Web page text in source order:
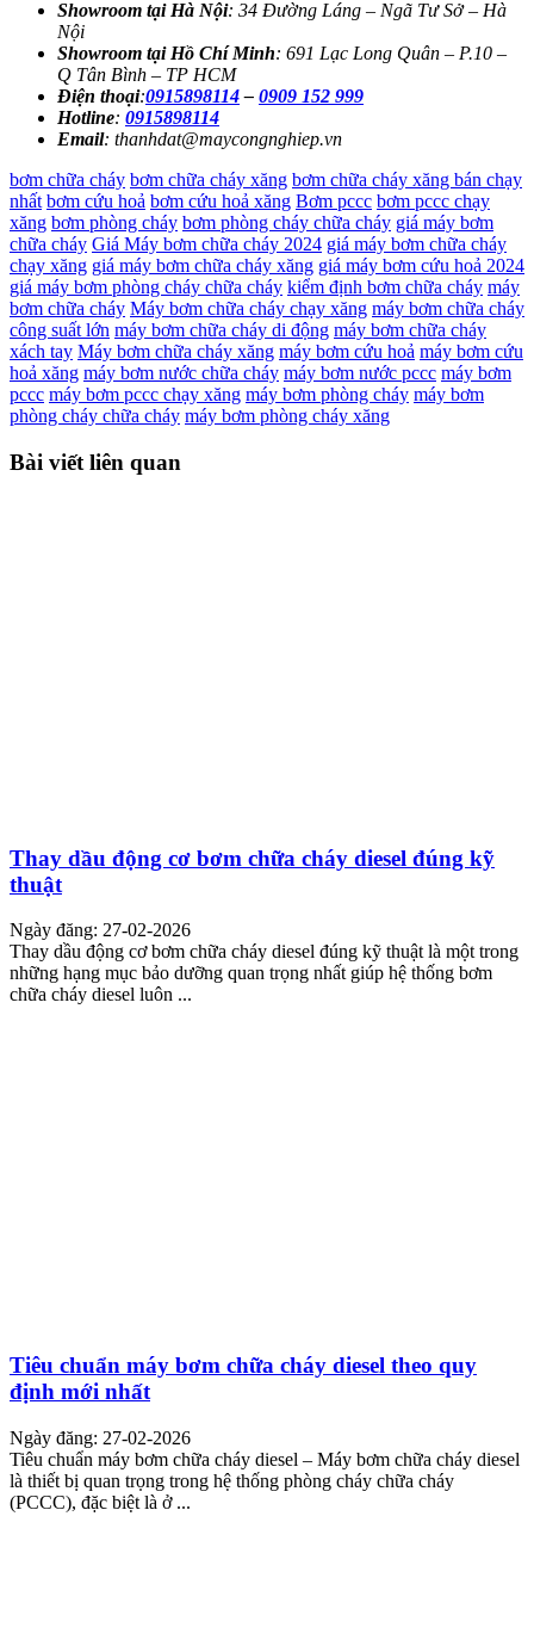
Showroom tại Hà Nội: 34 Đường Láng – Ngã Tư Sở – Hà
Nội
Showroom tại Hồ Chí Minh: 691 Lạc Long Quân – P.10 –
Q Tân Bình – TP HCM
Điện thoại:0915898114– 0909 152 999
Hotline: 0915898114
Email: thanhdat@maycongnghiep.vn
bơm chữa cháy bơm chữa cháy xăng bơm chữa cháy xăng bán chạy
nhất bơm cứu hoả bơm cứu hoả xăng Bơm pccc bơm pccc chạy
xăng bơm phòng cháy bơm phòng cháy chữa cháy giá máy bơm
chữa cháy Giá Máy bơm chữa cháy 2024 giá máy bơm chữa cháy
chạy xăng giá máy bơm chữa cháy xăng giá máy bơm cứu hoả 2024
giá máy bơm phòng cháy chữa cháy kiểm định bơm chữa cháy máy
bơm chữa cháy Máy bơm chữa cháy chạy xăng máy bơm chữa cháy
công suất lớn máy bơm chữa cháy di động máy bơm chữa cháy
xách tay Máy bơm chữa cháy xăng máy bơm cứu hoả máy bơm cứu
hoả xăng máy bơm nước chữa cháy máy bơm nước pccc máy bơm
pccc máy bơm pccc chạy xăng máy bơm phòng cháy máy bơm
phòng cháy chữa cháy máy bơm phòng cháy xăng
Bài viết liên quan
Thay dầu động cơ bơm chữa cháy diesel đúng kỹ
thuật
Ngày đăng: 27-02-2026
Thay dầu động cơ bơm chữa cháy diesel đúng kỹ thuật là một trong
những hạng mục bảo dưỡng quan trọng nhất giúp hệ thống bơm
chữa cháy diesel luôn ...
Tiêu chuẩn máy bơm chữa cháy diesel theo quy
định mới nhất
Ngày đăng: 27-02-2026
Tiêu chuẩn máy bơm chữa cháy diesel – Máy bơm chữa cháy diesel
là thiết bị quan trọng trong hệ thống phòng cháy chữa cháy
(PCCC), đặc biệt là ở ...